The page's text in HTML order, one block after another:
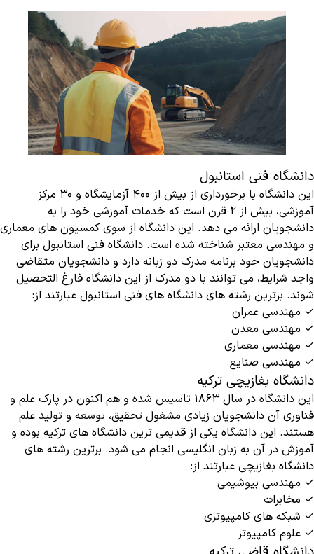
دانشگاه فنی استانبول
این دانشگاه با برخورداری از بیش از ۴۰۰ آزمایشگاه و ۳۰ مرکز
آموزشی، بیش از ۲ قرن است که خدمات آموزشی خود را به
دانشجویان ارائه می دهد. این دانشگاه از سوی کمسیون های معماری
و مهندسی معتبر شناخته شده است. دانشگاه فنی استانبول برای
دانشجویان خود برنامه مدرک دو زبانه دارد و دانشجویان متقاضی
واجد شرایط، می توانند با دو مدرک از این دانشگاه فارغ التحصیل
شوند. برترین رشته های دانشگاه های فنی استانبول عبارتند از:
✓ مهندسی عمران
✓ مهندسی معدن
✓ مهندسی معماری
✓ مهندسی صنایع
دانشگاه بغازیچی ترکیه
این دانشگاه در سال ۱۸۶۳ تاسیس شده و هم اکنون در پارک علم و
فناوری آن دانشجویان زیادی مشغول تحقیق، توسعه و تولید علم
هستند. این دانشگاه یکی از قدیمی ترین دانشگاه های ترکیه بوده و
آموزش در آن به زبان انگلیسی انجام می شود. برترین رشته های
دانشگاه بغازیچی عبارتند از:
✓ مهندسی بیوشیمی
✓ مخابرات
✓ شبکه های کامپیوتری
✓ علوم کامپیوتر